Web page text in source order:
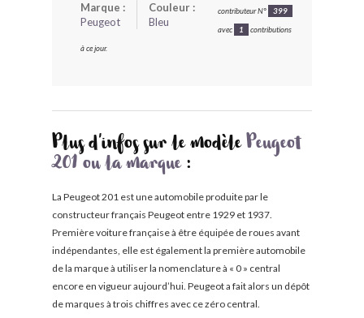
Marque :
Peugeot
Couleur :
Bleu
contributeur N° 399
avec 1 contributions
à ce jour.
Plus d'infos sur le modèle Peugeot
201 ou la marque:
La Peugeot 201 est une automobile produite par le
constructeur français Peugeot entre 1929 et 1937.
Première voiture française à être équipée de roues avant
indépendantes, elle est également la première automobile
de la marque à utiliser la nomenclature à « 0 » central
encore en vigueur aujourd’hui. Peugeot a fait alors un dépôt
de marques à trois chiffres avec ce zéro central.